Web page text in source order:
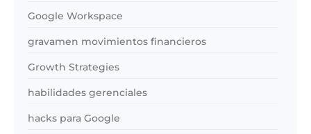
Google Workspace
gravamen movimientos financieros
Growth Strategies
habilidades gerenciales
hacks para Google